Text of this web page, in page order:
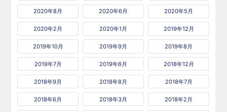
2020年8月 2020年6月 2020年5月
2020年2月 2020年1月 2019年12月
2019年10月 2019年9月 2019年8月
2019年7月 2019年6月 2018年12月
2018年9月 2018年8月 2018年7月
2018年6月 2018年3月 2018年2月